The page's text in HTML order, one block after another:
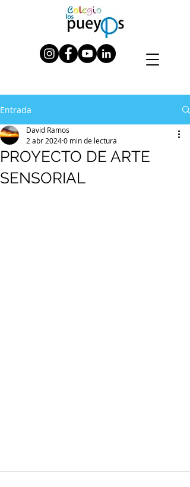
Entrada
PROYECTO DE ARTE
SENSORIAL
David Ramos
2 abr 20240 min de lectura